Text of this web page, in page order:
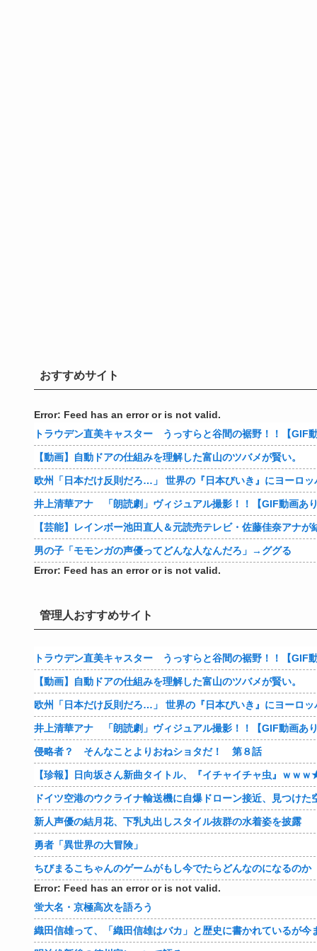
おすすめサイト
Error: Feed has an error or is not valid.
トラウデン直美キャスター うっすらと谷間の裾野！！【GIF
【動画】自動ドアの仕組みを理解した富山のツバメが賢い。
欧州「日本だけ反則だろ…」 世界の『日本びいき』にヨーロ
井上清華アナ 「朗読劇」ヴィジュアル撮影！！【GIF動画あ
【芸能】レインボー池田直人＆元読売テレビ・佐藤佳奈アナが
男の子「モモンガの声優ってどんな人なんだろ」→ググる
Error: Feed has an error or is not valid.
管理人おすすめサイト
トラウデン直美キャスター うっすらと谷間の裾野！！【GIF
【動画】自動ドアの仕組みを理解した富山のツバメが賢い。
欧州「日本だけ反則だろ…」 世界の『日本びいき』にヨーロ
井上清華アナ 「朗読劇」ヴィジュアル撮影！！【GIF動画あ
侵略者？ そんなことよりおねショタだ！ 第８話
【珍報】日向坂さん新曲タイトル、『イチャイチャ虫』ｗｗ
ドイツ空港のウクライナ輸送機に自爆ドローン接近、見つけ
新人声優の結月花、下乳丸出しスタイル抜群の水着姿を披露
勇者「異世界の大冒険」
ちびまるこちゃんのゲームがもし今でたらどんなのになるのか
Error: Feed has an error or is not valid.
蛍大名・京極高次を語ろう
織田信雄って、「織田信雄はバカ」と歴史に書かれているが